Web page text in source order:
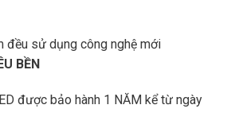
đều sử dụng công nghệ mới
BỀN
được bảo hành 1 NĂM kể từ ngày